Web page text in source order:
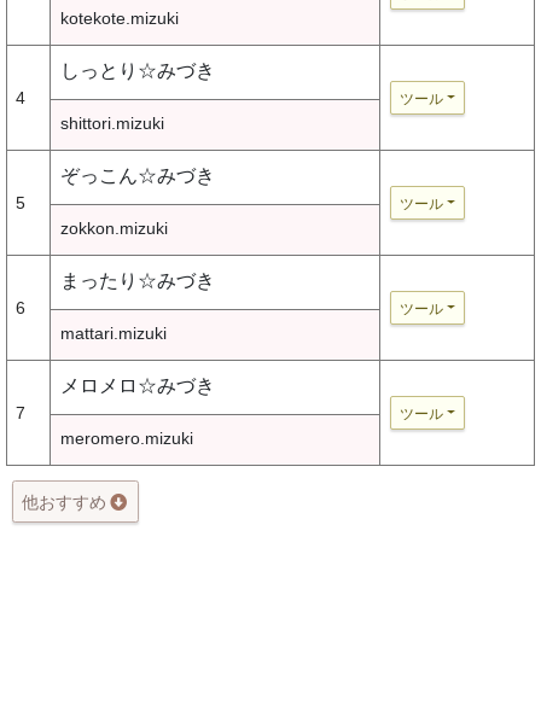
kotekote.mizuki
4
しっとり☆みづき
ツール
shittori.mizuki
5
ぞっこん☆みづき
ツール
zokkon.mizuki
6
まったり☆みづき
ツール
mattari.mizuki
7
メロメロ☆みづき
ツール
meromero.mizuki
他おすすめ